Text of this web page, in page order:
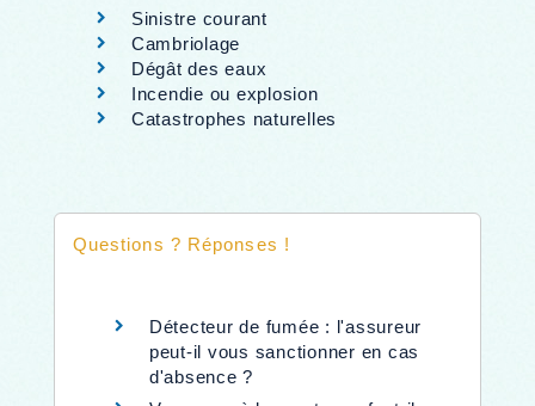
Sinistre courant
Cambriolage
Dégât des eaux
Incendie ou explosion
Catastrophes naturelles
Questions ? Réponses !
Détecteur de fumée : l'assureur
peut-il vous sanctionner en cas
d'absence ?